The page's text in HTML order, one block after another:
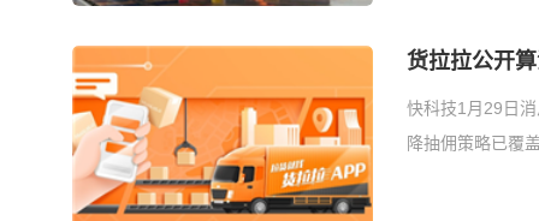
货拉拉公开
快科技1月29日
降抽佣策略已覆